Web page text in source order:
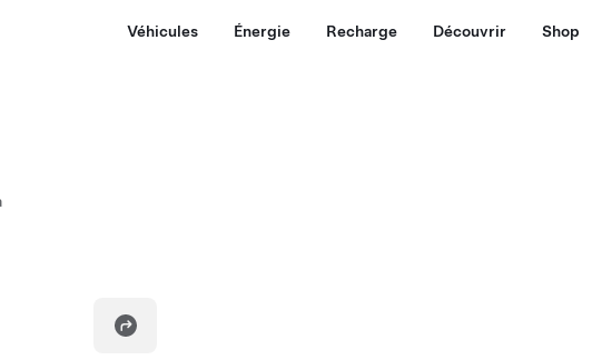
Véhicules Énergie Recharge Découvrir Shop